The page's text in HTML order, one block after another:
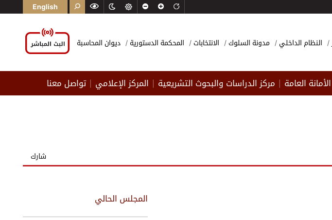
English
النظام الداخلي مدونة السلوك الانتخابات المحكمة الدستورية ديوان المحاسبة
الأمانة العامة مركز الدراسات والبحوث التشريعية المركز الإعلامي تواصل معنا
شارك
المجلس الحالي